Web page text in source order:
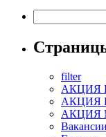
filter
АКЦИЯ
АКЦИЯ
АКЦИЯ
Вакансии